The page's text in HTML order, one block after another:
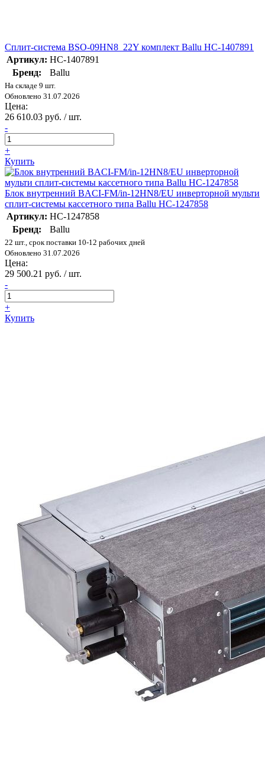
Сплит-система BSO-09HN8_22Y комплект Ballu НС-1407891
Артикул: НС-1407891
Бренд:
Ballu
На складе 9 шт.
Обновлено 31.07.2026
Цена:
26 610.03 руб. / шт.
-
+
Купить
Блок внутренний BACI-FM/in-12HN8/EU инверторной мульти
сплит-системы кассетного типа Ballu НС-1247858
Артикул: НС-1247858
Бренд:
Ballu
22 шт., срок поставки 10-12 рабочих дней
Обновлено 31.07.2026
Цена:
29 500.21 руб. / шт.
-
+
Купить